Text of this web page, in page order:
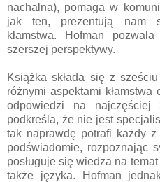
nachalna), pomaga w
jak ten, prezentują nam
kłamstwa. Hofman
szerszej perspektywy.
Książka składa się z
różnymi aspektami
odpowiedzi na najczęściej
podkreśla, że nie jest
tak naprawdę potrafi każdy
podświadomie, rozpoznając
posługuje się wiedza na
także języka. Hofman